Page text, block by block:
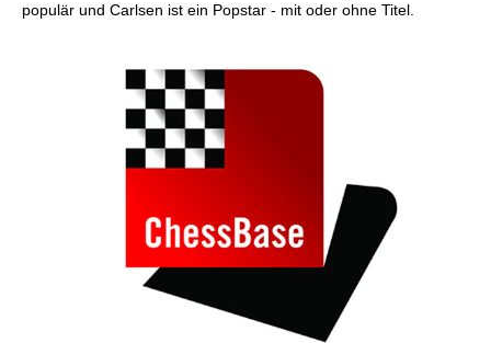
populär und Carlsen ist ein Popstar - mit oder ohne Titel.